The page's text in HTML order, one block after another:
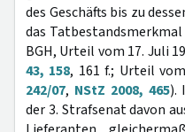
des Geschäfts bis zu
das
BGH, Urteil vom 17. Juli
43, 158, 161 f.; Urteil
242/07, NStZ 2008, 465).
der 3. Strafsenat davon